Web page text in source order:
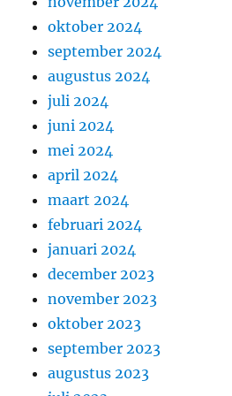
oktober 2024
september 2024
augustus 2024
juli 2024
juni 2024
mei 2024
april 2024
maart 2024
februari 2024
januari 2024
december 2023
november 2023
oktober 2023
september 2023
augustus 2023